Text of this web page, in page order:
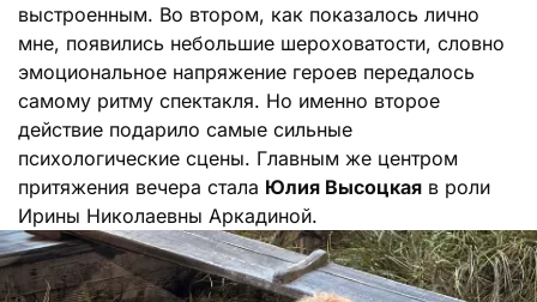
выстроенным. Во втором, как показалось лично
мне, появились небольшие шероховатости, словно
эмоциональное напряжение героев передалось
самому ритму спектакля. Но именно второе
действие подарило самые сильные
психологические сцены. Главным же центром
притяжения вечера стала Юлия Высоцкая в роли
Ирины Николаевны Аркадиной.